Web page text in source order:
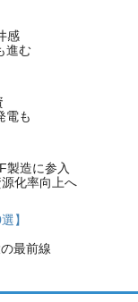
感
進む
電も
製造に参入
化率向上へ
】
最前線